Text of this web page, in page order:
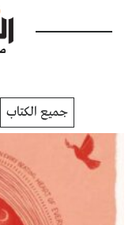
جميع الكتاب